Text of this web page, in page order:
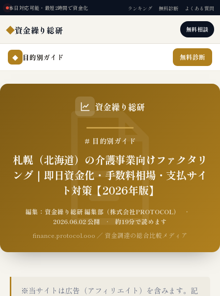
本日対応可能・最短2時間で資金化 ランキング 無料診断 よくある質問
◆資金繰り総研 無料相談
◆ 目的別ガイド 無料診断
資金繰り総研
# 目的別ガイド
札幌（北海道）の介護事業向けファクタリ
ング｜即日資金化・手数料相場・支払サイ
ト対策【2026年版】
編集：資金繰り総研 編集部（株式会社PROTOCOL） ·
2026.06.02 公開 · 約19分で読めます
finance.protocol.ooo ／ 資金調達の総合比較メディア
※当サイトは広告（アフィリエイト）を含みます。記